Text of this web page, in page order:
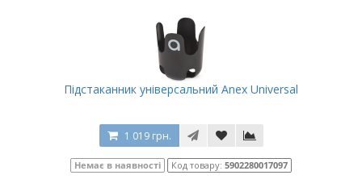
Підстаканник універсальний Anex Universal
1 019 грн.
Немає в наявності Код товару: 5902280017097